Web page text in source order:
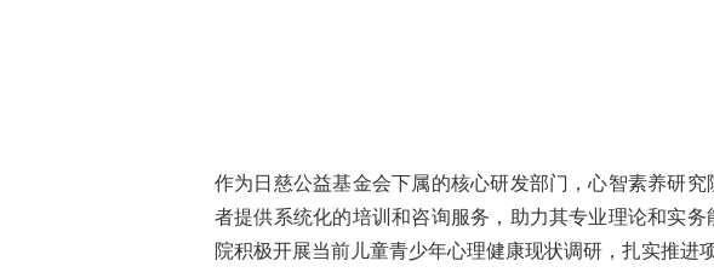
作为日慈公益基金会下属的核心研发部门，心智素养研
者提供系统化的培训和咨询服务，助力其专业理论和实
院积极开展当前儿童青少年心理健康现状调研，扎实推进